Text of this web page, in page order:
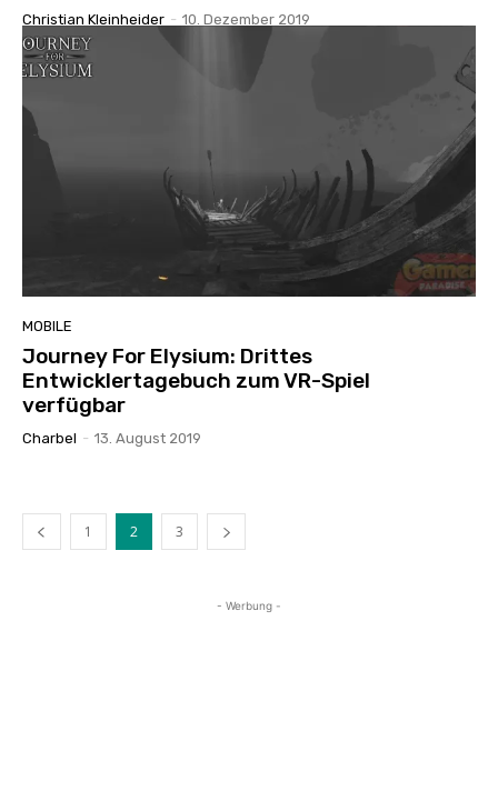
Christian Kleinheider - 10. Dezember 2019
MOBILE
Journey For Elysium: Drittes
Entwicklertagebuch zum VR-Spiel
verfügbar
Charbel - 13. August 2019
1 2 3
- Werbung -